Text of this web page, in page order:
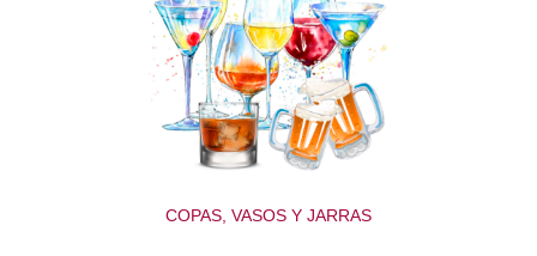
COPAS, VASOS Y JARRAS